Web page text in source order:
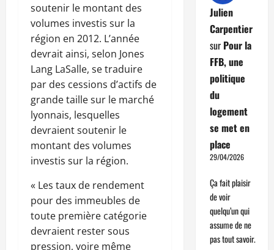
soutenir le montant des
volumes investis sur la
région en 2012. L’année
devrait ainsi, selon Jones
Lang LaSalle, se traduire
par des cessions d’actifs de
grande taille sur le marché
lyonnais, lesquelles
devraient soutenir le
montant des volumes
investis sur la région.
« Les taux de rendement
pour des immeubles de
toute première catégorie
devraient rester sous
pression, voire même
Julien
Carpentier
sur Pour la
FFB, une
politique
du
logement
se met en
place
29/04/2026
Ça fait plaisir
de voir
quelqu’un qui
assume de ne
pas tout savoir.